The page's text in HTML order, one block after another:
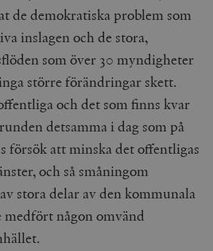
de demokratiska problem som
inslagen och de stora,
som över 30 myndigheter
större förändringar skett.
och det som finns kvar
detsamma i dag som på
försök att minska det offentligas
och så småningom
stora delar av den kommunala
någon omvänd